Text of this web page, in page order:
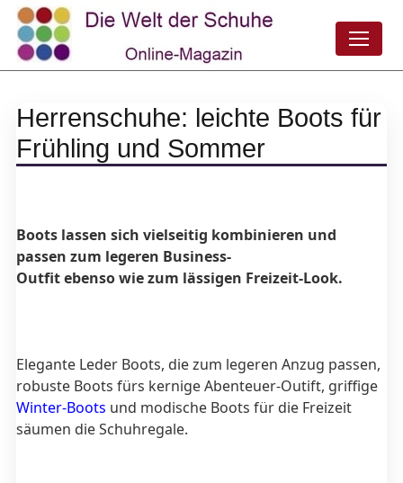
Herrenschuhe: leichte Boots für
Frühling und Sommer
Boots lassen sich vielseitig kombinieren und
passen zum legeren Business-
Outfit ebenso wie zum lässigen Freizeit-Look.
Elegante Leder Boots, die zum legeren Anzug passen,
robuste Boots fürs kernige Abenteuer-Outift, griffige
Winter-Boots und modische Boots für die Freizeit
säumen die Schuhregale.